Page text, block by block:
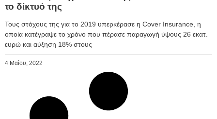
το δίκτυό της
Τους στόχους της για το 2019 υπερκέρασε η Cover Insurance, η
οποία κατέγραψε το χρόνο που πέρασε παραγωγή ύψους 26 εκατ.
ευρώ και αύξηση 18% στους
4 Μαΐου, 2022